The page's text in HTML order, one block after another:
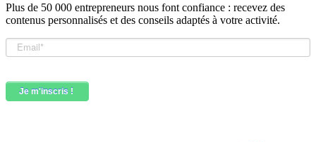
Plus de 50 000 entrepreneurs nous font confiance : recevez des
contenus personnalisés et des conseils adaptés à votre activité.